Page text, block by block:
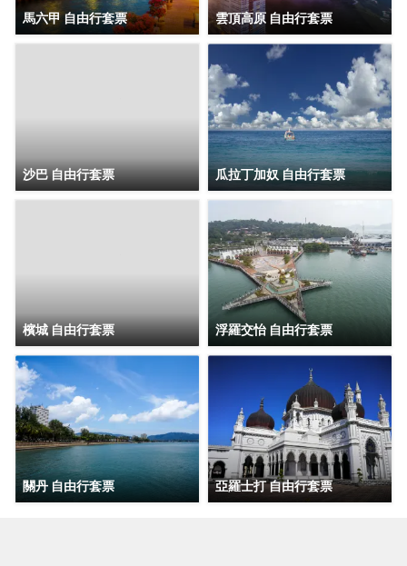
換服務。
馬六甲 自由行套票 雲頂高原 自由行套票
沙巴 自由行套票 瓜拉丁加奴 自由行套票
檳城 自由行套票 浮羅交怡 自由行套票
關丹 自由行套票 亞羅士打 自由行套票